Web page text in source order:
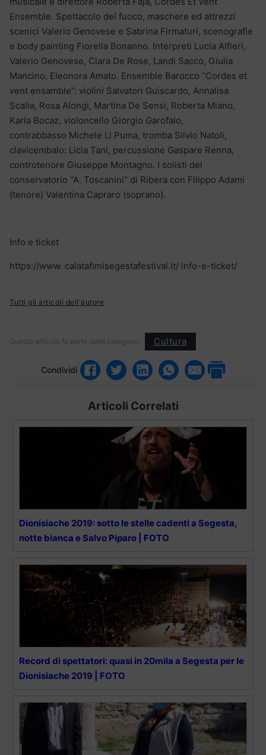
Ensemble. Spettacolo del fuoco, maschere ed attrezzi
scenici Valerio Genovese e Sabrina Firmaturi, scenografie
e body painting Fiorella Bonanno. Interpreti Lucia Alfieri,
Valerio Genovese, Clara De Rose, Landi Sacco, Giulia
Mancino, Eleonora Amato. Ensemble Barocco “Cordes et
vent ensamble”: violini Salvatori Guiscardo, Annalisa
Scalia, Rosa Alongi, Martina De Sensi, Roberta Miano,
Karla Bocaz, violoncello Giorgio Garofalo,
contrabbasso Michele Li Puma, tromba Silvio Natoli,
clavicembalo: Licia Tani, percussione Gaspare Renna,
controtenore Giuseppe Montagno. I solisti del
conservatorio “A. Toscanini” di Ribera con Filippo Adami
(tenore) Valentina Capraro (soprano).
Info e ticket
https://www. calatafimisegestafestival.it/ info-e-ticket/
Tutti gli articoli dell'autore
Questo articolo fa parte delle categorie: Cultura
Condividi
Articoli Correlati
Dionisiache 2019: sotto le stelle cadenti a Segesta,
notte bianca e Salvo Piparo | FOTO
Record di spettatori: quasi in 20mila a Segesta per le
Dionisiache 2019 | FOTO